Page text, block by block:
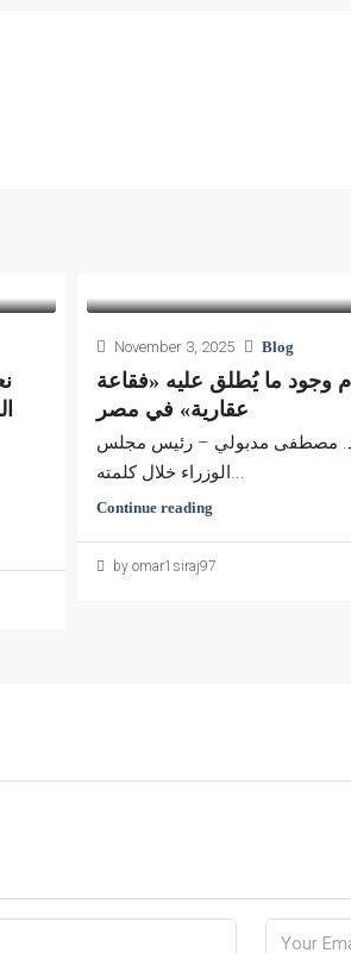
November 3, 2025 Blog
وجود ما يُطلق عليه «فقاعة
عقارية» في مصر
د. مصطفى مدبولي – رئيس مجلس
الوزراء خلال كلمته...
Continue reading
by omar1siraj97